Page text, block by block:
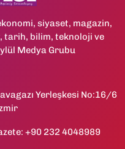
siyaset, magazin,
tarih, bilim, teknoloji ve
Medya Grubu
Yerleşkesi No:16/6
+90 232 4048989